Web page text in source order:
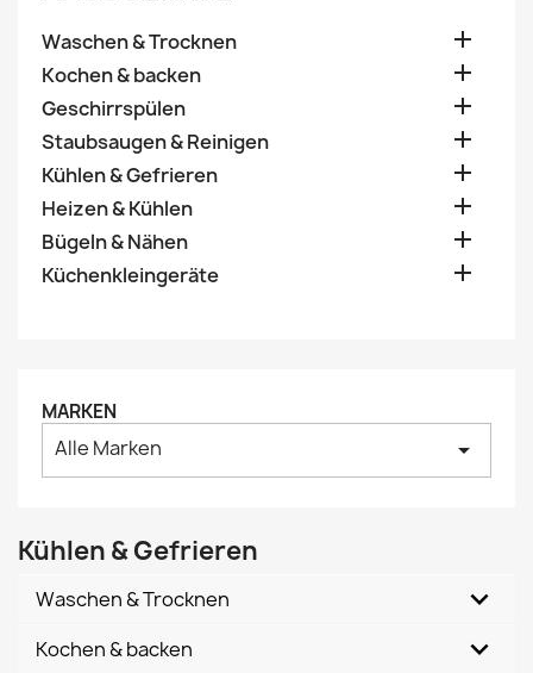
Waschen & Trocknen 
Kochen & backen 
Geschirrspülen 
Staubsaugen & Reinigen 
Kühlen & Gefrieren 
Heizen & Kühlen 
Bügeln & Nähen 
Küchenkleingeräte 
MARKEN
Alle Marken arrow_drop_down
Kühlen & Gefrieren
Waschen & Trocknen
Kochen & backen